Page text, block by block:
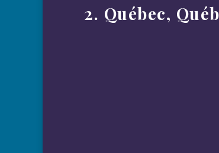
2. Québec,